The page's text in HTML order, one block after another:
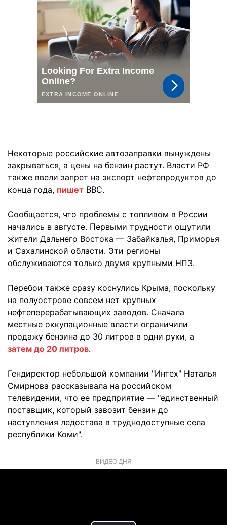
Некоторые российские автозаправки вынуждены
закрываться, а цены на бензин растут. Власти РФ
также ввели запрет на экспорт нефтепродуктов до
конца года, пишет BBC.
Сообщается, что проблемы с топливом в России
начались в августе. Первыми трудности ощутили
жители Дальнего Востока — Забайкалья, Приморья
и Сахалинской области. Эти регионы
обслуживаются только двумя крупными НПЗ.
Перебои также сразу коснулись Крыма, поскольку
на полуострове совсем нет крупных
нефтеперерабатывающих заводов. Сначала
местные оккупационные власти ограничили
продажу бензина до 30 литров в одни руки, а
затем до 20 литров.
Гендиректор небольшой компании "Интех" Наталья
Смирнова рассказывала на российском
телевидении, что ее предприятие — "единственный
поставщик, который завозит бензин до
наступления ледостава в труднодоступные села
республики Коми".
ВИДЕО ДНЯ